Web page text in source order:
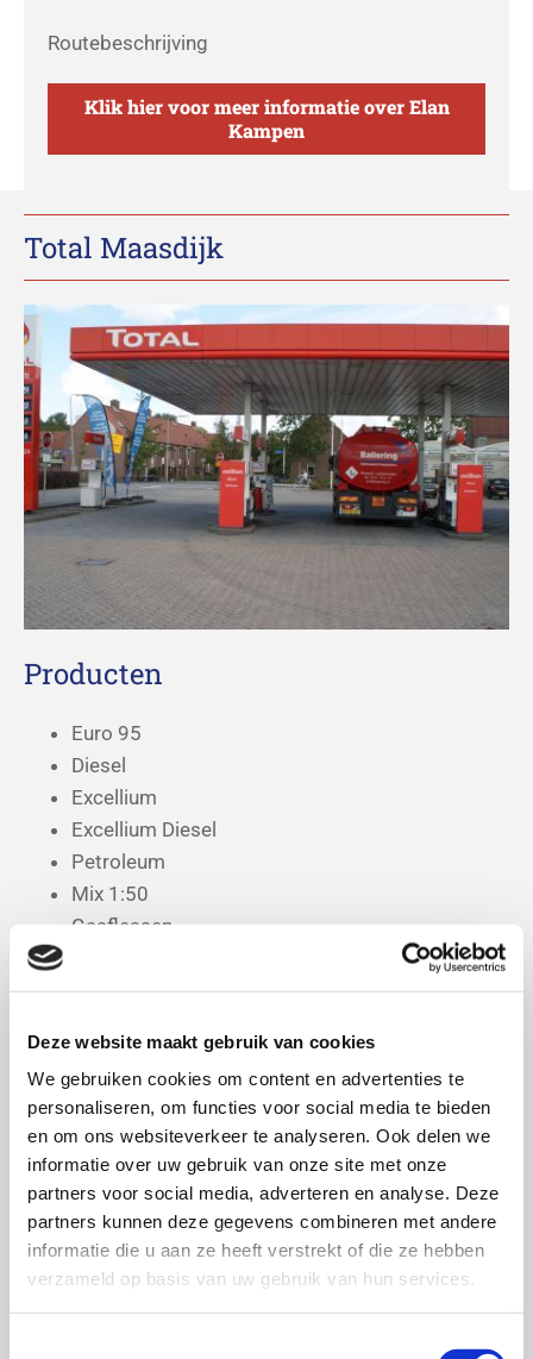
Deze website maakt gebruik van cookies
We gebruiken cookies om content en advertenties te
personaliseren, om functies voor social media te bieden
en om ons websiteverkeer te analyseren. Ook delen we
informatie over uw gebruik van onze site met onze
partners voor social media, adverteren en analyse. Deze
partners kunnen deze gegevens combineren met andere
informatie die u aan ze heeft verstrekt of die ze hebben
verzameld op basis van uw gebruik van hun services.
Routebeschrijving
Klik hier voor meer informatie over Elan
Kampen
Total Maasdijk
Producten
Euro 95
Diesel
Excellium
Excellium Diesel
Petroleum
Mix 1:50
Gasflessen
Adblue